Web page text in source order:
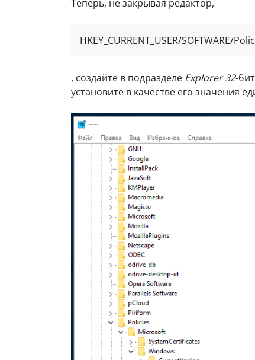
Теперь, не закрывая редактор,
HKEY_CURRENT_USER/SOFTWARE/
, создайте в подразделе Explorer 32-
установите в качестве его значения